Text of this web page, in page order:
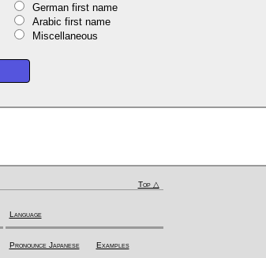
German first name
Arabic first name
Miscellaneous
Top △
Language
Pronounce Japanese
Examples